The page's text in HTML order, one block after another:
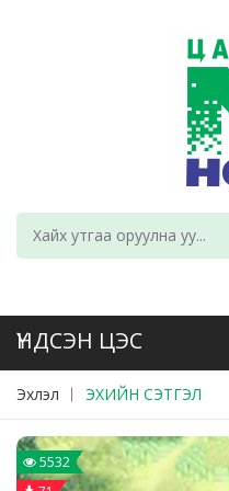
Эхлэл ЭХИЙН СЭТГЭЛ
5532